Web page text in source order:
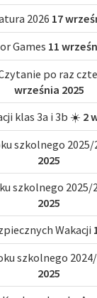
2026 17
Games 11
po raz
września 2025
klas 3a i 3b ☀️ 2
szkolnego 2025/
2025
szkolnego 2025/
2025
Wakacji
szkolnego
2025